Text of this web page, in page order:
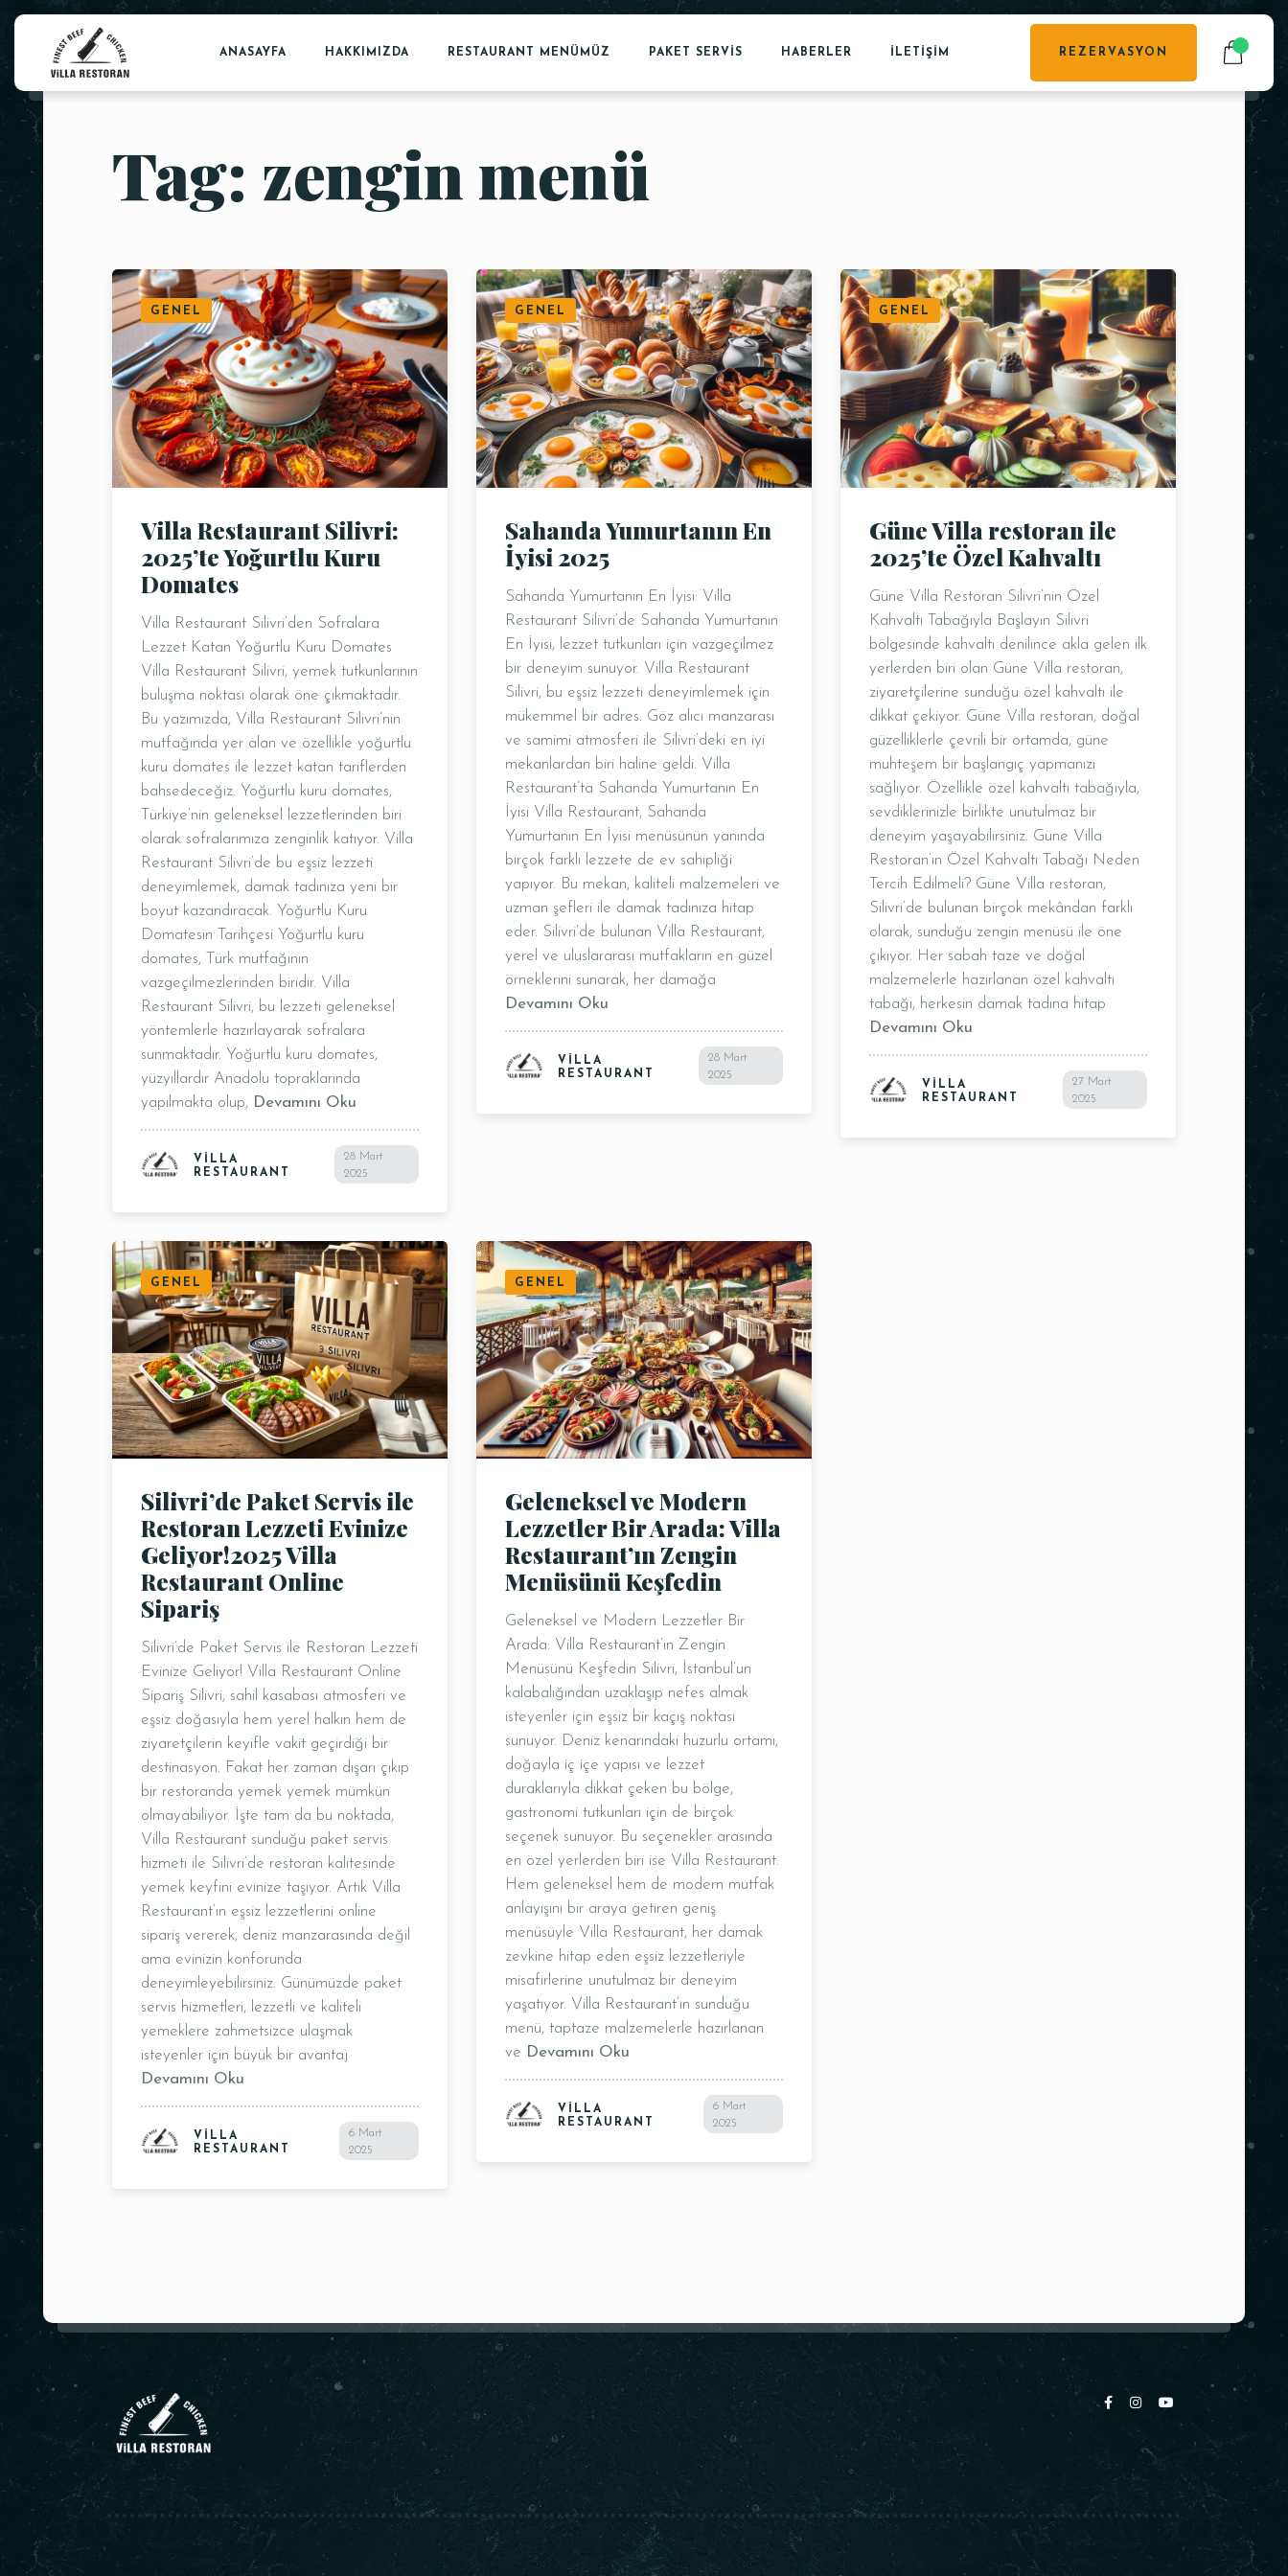
ANASAYFA HAKKIMIZDA RESTAURANT MENÜMÜZ PAKET SERVİS HABERLER İLETIŞIM REZERVASYON
Tag: zengin menü
GENEL
Villa Restaurant Silivri:
2025’te Yoğurtlu Kuru
Domates
Villa Restaurant Silivri’den Sofralara
Lezzet Katan Yoğurtlu Kuru Domates
Villa Restaurant Silivri, yemek tutkunlarının
buluşma noktası olarak öne çıkmaktadır.
Bu yazımızda, Villa Restaurant Silivri’nin
mutfağında yer alan ve özellikle yoğurtlu
kuru domates ile lezzet katan tariflerden
bahsedeceğiz. Yoğurtlu kuru domates,
Türkiye’nin geleneksel lezzetlerinden biri
olarak sofralarımıza zenginlik katıyor. Villa
Restaurant Silivri’de bu eşsiz lezzeti
deneyimlemek, damak tadınıza yeni bir
boyut kazandıracak. Yoğurtlu Kuru
Domatesin Tarihçesi Yoğurtlu kuru
domates, Türk mutfağının
vazgeçilmezlerinden biridir. Villa
Restaurant Silivri, bu lezzeti geleneksel
yöntemlerle hazırlayarak sofralara
sunmaktadır. Yoğurtlu kuru domates,
yüzyıllardır Anadolu topraklarında
yapılmakta olup, Devamını Oku
VILLA
RESTAURANT
28 Mart
2025
GENEL
Sahanda Yumurtanın En
İyisi 2025
Sahanda Yumurtanın En İyisi: Villa
Restaurant Silivri’de Sahanda Yumurtanın
En İyisi, lezzet tutkunları için vazgeçilmez
bir deneyim sunuyor. Villa Restaurant
Silivri, bu eşsiz lezzeti deneyimlemek için
mükemmel bir adres. Göz alıcı manzarası
ve samimi atmosferi ile Silivri’deki en iyi
mekanlardan biri haline geldi. Villa
Restaurant’ta Sahanda Yumurtanın En
İyisi Villa Restaurant, Sahanda
Yumurtanın En İyisi menüsünün yanında
birçok farklı lezzete de ev sahipliği
yapıyor. Bu mekan, kaliteli malzemeleri ve
uzman şefleri ile damak tadınıza hitap
eder. Silivri’de bulunan Villa Restaurant,
yerel ve uluslararası mutfakların en güzel
örneklerini sunarak, her damağa
Devamını Oku
VILLA
RESTAURANT
28 Mart
2025
GENEL
Güne Villa restoran ile
2025’te Özel Kahvaltı
Güne Villa Restoran Silivri’nin Özel
Kahvaltı Tabağıyla Başlayın Silivri
bölgesinde kahvaltı denilince akla gelen ilk
yerlerden biri olan Güne Villa restoran,
ziyaretçilerine sunduğu özel kahvaltı ile
dikkat çekiyor. Güne Villa restoran, doğal
güzelliklerle çevrili bir ortamda, güne
muhteşem bir başlangıç yapmanızı
sağlıyor. Özellikle özel kahvaltı tabağıyla,
sevdiklerinizle birlikte unutulmaz bir
deneyim yaşayabilirsiniz. Güne Villa
Restoran’ın Özel Kahvaltı Tabağı Neden
Tercih Edilmeli? Güne Villa restoran,
Silivri’de bulunan birçok mekândan farklı
olarak, sunduğu zengin menüsü ile öne
çıkıyor. Her sabah taze ve doğal
malzemelerle hazırlanan özel kahvaltı
tabağı, herkesin damak tadına hitap
Devamını Oku
VILLA
RESTAURANT
27 Mart
2025
GENEL
Silivri’de Paket Servis ile
Restoran Lezzeti Evinize
Geliyor!2025 Villa
Restaurant Online
Sipariş
Silivri’de Paket Servis ile Restoran Lezzeti
Evinize Geliyor! Villa Restaurant Online
Sipariş Silivri, sahil kasabası atmosferi ve
eşsiz doğasıyla hem yerel halkın hem de
ziyaretçilerin keyifle vakit geçirdiği bir
destinasyon. Fakat her zaman dışarı çıkıp
bir restoranda yemek yemek mümkün
olmayabiliyor. İşte tam da bu noktada,
Villa Restaurant sunduğu paket servis
hizmeti ile Silivri’de restoran kalitesinde
yemek keyfini evinize taşıyor. Artık Villa
Restaurant’ın eşsiz lezzetlerini online
sipariş vererek, deniz manzarasında değil
ama evinizin konforunda
deneyimleyebilirsiniz. Günümüzde paket
servis hizmetleri, lezzetli ve kaliteli
yemeklere zahmetsizce ulaşmak
isteyenler için büyük bir avantaj
Devamını Oku
VILLA
RESTAURANT
6 Mart
2025
GENEL
Geleneksel ve Modern
Lezzetler Bir Arada: Villa
Restaurant’ın Zengin
Menüsünü Keşfedin
Geleneksel ve Modern Lezzetler Bir
Arada: Villa Restaurant’ın Zengin
Menüsünü Keşfedin Silivri, İstanbul’un
kalabalığından uzaklaşıp nefes almak
isteyenler için eşsiz bir kaçış noktası
sunuyor. Deniz kenarındaki huzurlu ortamı,
doğayla iç içe yapısı ve lezzet
duraklarıyla dikkat çeken bu bölge,
gastronomi tutkunları için de birçok
seçenek sunuyor. Bu seçenekler arasında
en özel yerlerden biri ise Villa Restaurant.
Hem geleneksel hem de modern mutfak
anlayışını bir araya getiren geniş
menüsüyle Villa Restaurant, her damak
zevkine hitap eden eşsiz lezzetleriyle
misafirlerine unutulmaz bir deneyim
yaşatıyor. Villa Restaurant’ın sunduğu
menü, taptaze malzemelerle hazırlanan
ve Devamını Oku
VILLA
RESTAURANT
6 Mart
2025
Masa Rezervasyonu
REZERVE ET